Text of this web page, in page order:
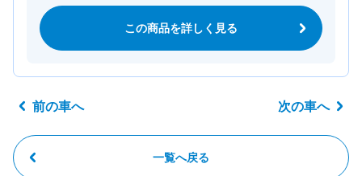
この商品を詳しく見る
前の車へ
一覧へ戻る
次の車へ